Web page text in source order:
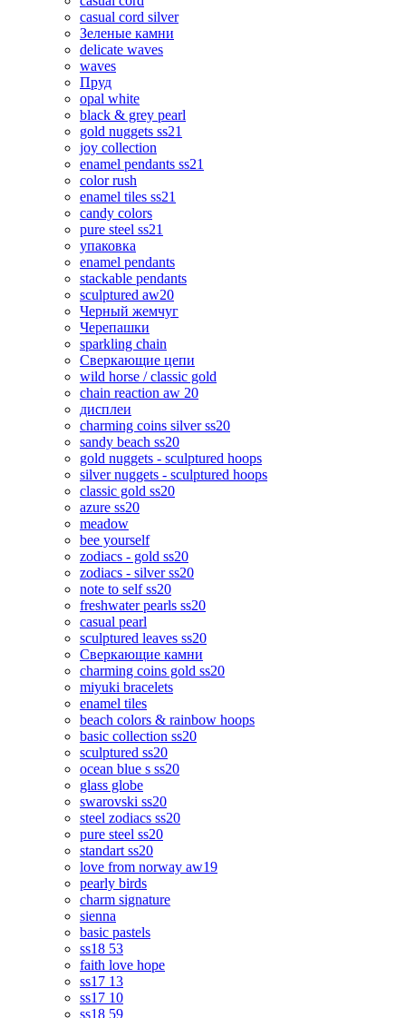
casual cord silver
Зеленые камни
delicate waves
waves
Пруд
opal white
black & grey pearl
gold nuggets ss21
joy collection
enamel pendants ss21
color rush
enamel tiles ss21
candy colors
pure steel ss21
упаковка
enamel pendants
stackable pendants
sculptured aw20
Черный жемчуг
Черепашки
sparkling chain
Сверкающие цепи
wild horse / classic gold
chain reaction aw 20
дисплеи
charming coins silver ss20
sandy beach ss20
gold nuggets - sculptured hoops
silver nuggets - sculptured hoops
classic gold ss20
azure ss20
meadow
bee yourself
zodiacs - gold ss20
zodiacs - silver ss20
note to self ss20
freshwater pearls ss20
casual pearl
sculptured leaves ss20
Сверкающие камни
charming coins gold ss20
miyuki bracelets
enamel tiles
beach colors & rainbow hoops
basic collection ss20
sculptured ss20
ocean blue s ss20
glass globe
swarovski ss20
steel zodiacs ss20
pure steel ss20
standart ss20
love from norway aw19
pearly birds
charm signature
sienna
basic pastels
ss18 53
faith love hope
ss17 13
ss17 10
ss18 59